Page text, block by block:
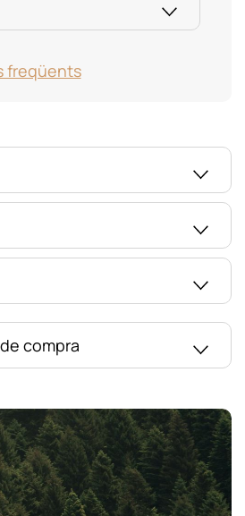
freqüents
compra